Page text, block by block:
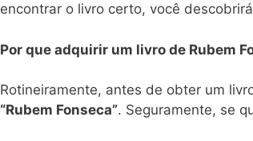
encontrar o livro certo, você
Por que adquirir um livro de Rubem
Rotineiramente, antes de obter um
“Rubem Fonseca”. Seguramente, se